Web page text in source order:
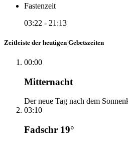
Fastenzeit
03:22 - 21:13
Zeitleiste der heutigen Gebetszeiten
00:00
Mitternacht
Der neue Tag nach dem
03:10
Fadschr 19°